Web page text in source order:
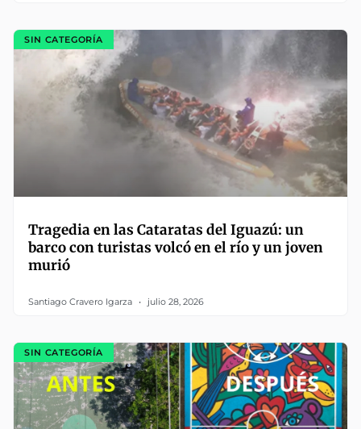
SIN CATEGORÍA
Tragedia en las Cataratas del Iguazú: un
barco con turistas volcó en el río y un joven
murió
Santiago Cravero Igarza julio 28, 2026
SIN CATEGORÍA